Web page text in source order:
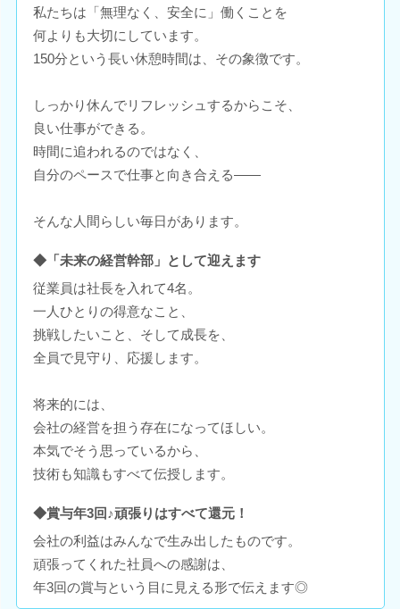
私たちは「無理なく、安全に」働くことを
何よりも大切にしています。
150分という長い休憩時間は、その象徴です。
しっかり休んでリフレッシュするからこそ、
良い仕事ができる。
時間に追われるのではなく、
自分のペースで仕事と向き合える――
そんな人間らしい毎日があります。
◆「未来の経営幹部」として迎えます
従業員は社長を入れて4名。
一人ひとりの得意なこと、
挑戦したいこと、そして成長を、
全員で見守り、応援します。
将来的には、
会社の経営を担う存在になってほしい。
本気でそう思っているから、
技術も知識もすべて伝授します。
◆賞与年3回♪頑張りはすべて還元！
会社の利益はみんなで生み出したものです。
頑張ってくれた社員への感謝は、
年3回の賞与という目に見える形で伝えます◎